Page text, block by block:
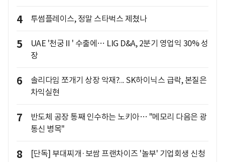
4 투썸플레이스, 정말 스타벅스 제쳤나
5
UAE '천궁Ⅱ' 수출에… LIG D&A, 2분기 영업익 30% 성
장
6
솔리다임 쪼개기 상장 악재?... SK하이닉스 급락, 본질은
차익실현
7
반도체 공장 통째 인수하는 노키아… "메모리 다음은 광
통신 병목"
8 [단독] 부대찌개·보쌈 프랜차이즈 '놀부' 기업회생 신청